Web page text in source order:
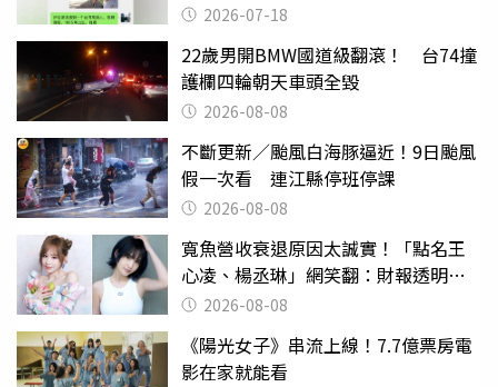
2026-07-18
22歲男開BMW國道級翻滾！ 台74撞
護欄四輪朝天車頭全毀
2026-08-08
不斷更新／颱風白海豚逼近！9日颱風
假一次看 連江縣停班停課
2026-08-08
寬魚營收衰退原因太誠實！「點名王
心凌、楊丞琳」網笑翻：財報透明度
滿分2026-08-08
《陽光女子》串流上線！7.7億票房電
影在家就能看